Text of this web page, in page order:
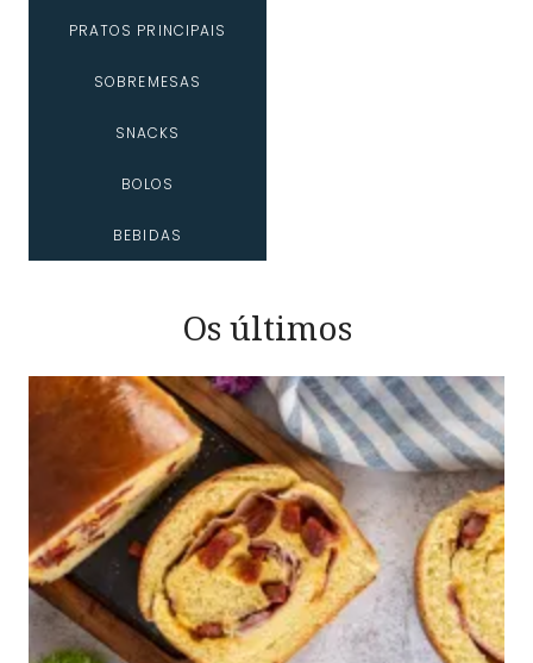
PRATOS PRINCIPAIS
SOBREMESAS
SNACKS
BOLOS
BEBIDAS
Os últimos